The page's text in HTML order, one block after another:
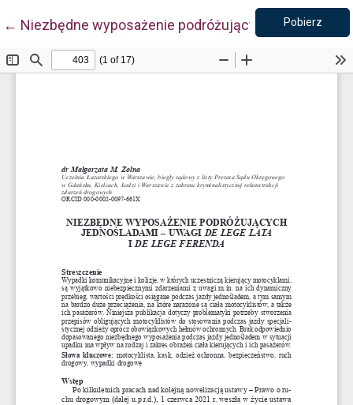
← Wróć do szczegółów artykułu
Niezbędne wyposażenie podróżujących Pobierz